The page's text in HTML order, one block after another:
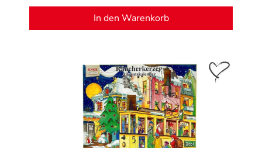
In den Warenkorb